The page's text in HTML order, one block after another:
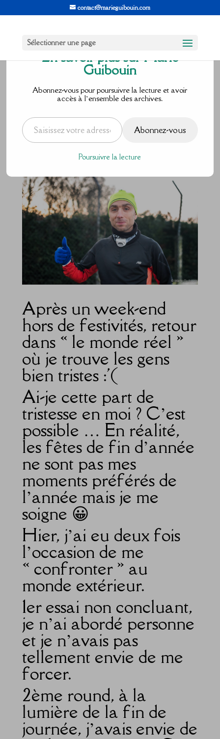
contact@marieguibouin.com
Sélectionner une page
#100jours100so
urires : David
Marie Guibouin Déc 28, 2016 |
Après un week-end
hors de festivités, retour
dans « le monde réel »
où je trouve les gens
bien tristes :'(
Ai-je cette part de
tristesse en moi ? C’est
possible … En réalité,
les fêtes de fin d’année
ne sont pas mes
moments préférés de
l’année mais je me
soigne 😀
Hier, j’ai eu deux fois
l’occasion de me
« confronter » au
monde extérieur.
1er essai non concluant,
je n’ai abordé personne
et je n’avais pas
tellement envie de me
forcer.
2ème round, à la
lumière de la fin de
journée, j’avais envie de
En savoir plus sur Marie
Guibouin
Abonnez-vous pour poursuivre la lecture et avoir
accès à l’ensemble des archives.
Saisissez votre adresse e-mail…
Abonnez-vous
Poursuivre la lecture